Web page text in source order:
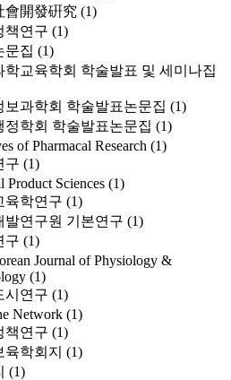
會開發硏究 (1)
책연구 (1)
문집 (1)
학교육학회 학술발표 및 세미나집
보과학회 학술발표논문집 (1)
정학회 학술발표논문집 (1)
of Pharmacal Research (1)
구 (1)
Product Sciences (1)
육학연구 (1)
발연구원 기본연구 (1)
구 (1)
Journal of Physiology &
(1)
시연구 (1)
Network (1)
책연구 (1)
육학회지 (1)
(1)